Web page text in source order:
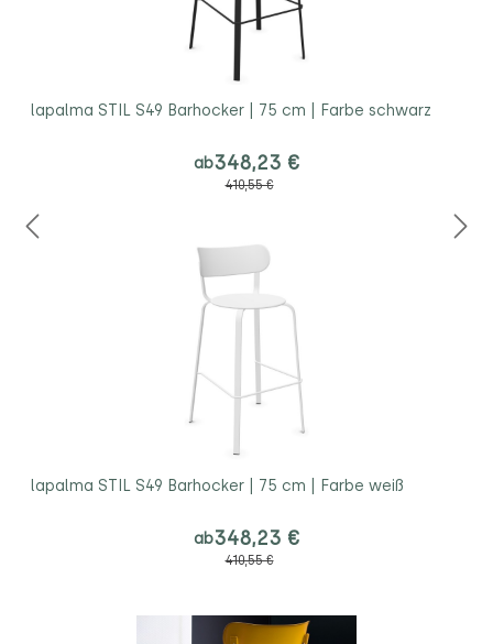
lapalma STIL S49 Barhocker | 75 cm | Farbe schwarz
ab348,23 €
410,55 €
lapalma STIL S49 Barhocker | 75 cm | Farbe weiß
ab348,23 €
410,55 €